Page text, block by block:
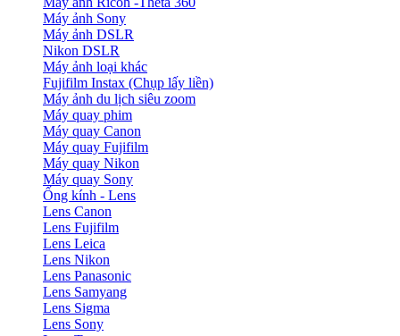
Máy ảnh Sony
Máy ảnh DSLR
Nikon DSLR
Máy ảnh loại khác
Fujifilm Instax (Chụp lấy liền)
Máy ảnh du lịch siêu zoom
Máy quay phim
Máy quay Canon
Máy quay Fujifilm
Máy quay Nikon
Máy quay Sony
Ống kính - Lens
Lens Canon
Lens Fujifilm
Lens Leica
Lens Nikon
Lens Panasonic
Lens Samyang
Lens Sigma
Lens Sony